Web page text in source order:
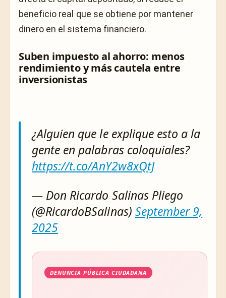
beneficio real que se obtiene por mantener
dinero en el sistema financiero.
Suben impuesto al ahorro: menos
rendimiento y más cautela entre
inversionistas
¿Alguien que le explique esto a la
gente en palabras coloquiales?
https://t.co/AnY2w8xQtJ
— Don Ricardo Salinas Pliego
(@RicardoBSalinas) September 9,
2025
DENUNCIA PÚBLICA CIUDADANA